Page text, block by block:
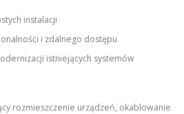
instalacji
i zdalnego dostępu
istniejących systemów
rozmieszczenie urządzeń, okablowanie